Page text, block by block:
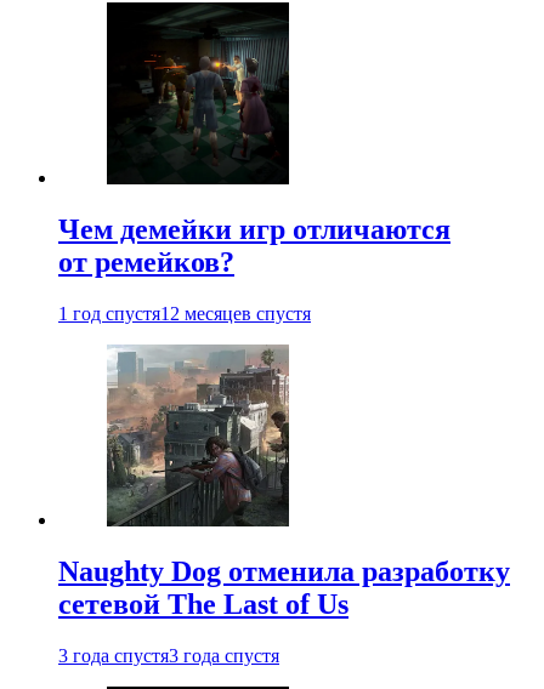
Чем демейки игр отличаются
от ремейков?
1 год спустя12 месяцев спустя
Naughty Dog отменила разработку
сетевой The Last of Us
3 года спустя3 года спустя